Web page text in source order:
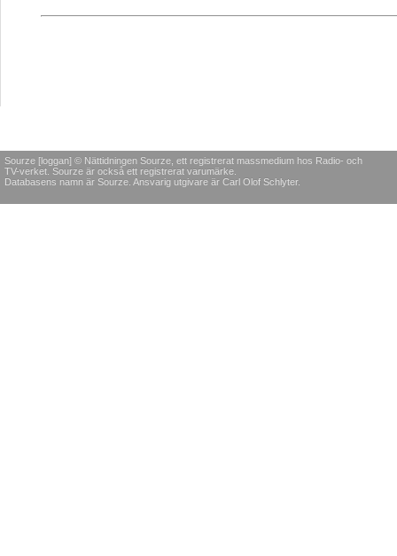
Sourze [loggan] © Nättidningen Sourze, ett registrerat massmedium hos Radio- och
TV-verket. Sourze är också ett registrerat varumärke.
Databasens namn är Sourze. Ansvarig utgivare är Carl Olof Schlyter.